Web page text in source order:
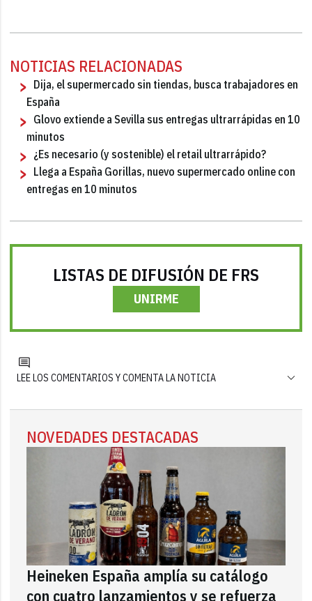
NOTICIAS RELACIONADAS
Dija, el supermercado sin tiendas, busca trabajadores en
España
Glovo extiende a Sevilla sus entregas ultrarrápidas en 10
minutos
¿Es necesario (y sostenible) el retail ultrarrápido?
Llega a España Gorillas, nuevo supermercado online con
entregas en 10 minutos
LISTAS DE DIFUSIÓN DE FRS
UNIRME
LEE LOS COMENTARIOS Y COMENTA LA NOTICIA
NOVEDADES DESTACADAS
Heineken España amplía su catálogo
con cuatro lanzamientos y se refuerza